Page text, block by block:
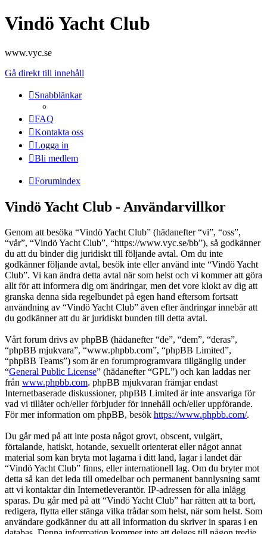
Vindö Yacht Club
www.vyc.se
Gå direkt till innehåll
Snabblänkar
FAQ
Kontakta oss
Logga in
Bli medlem
Forumindex
Vindö Yacht Club - Användarvillkor
Genom att besöka “Vindö Yacht Club” (hädanefter “vi”, “oss”,
“vår”, “Vindö Yacht Club”, “https://www.vyc.se/bb”), så godkänner
du att du binder dig juridiskt till följande avtal. Om du inte
godkänner följande avtal, besök inte eller använd inte “Vindö Yacht
Club”. Vi kan ändra detta avtal när som helst och vi kommer att göra
allt för att informera dig om ändringar, men det vore klokt av dig att
granska denna sida regelbundet på egen hand eftersom fortsatt
användning av “Vindö Yacht Club” även efter ändringar innebär att
du godkänner att du är juridiskt bunden till detta avtal.
Vårt forum drivs av phpBB (hädanefter “de”, “dem”, “deras”,
“phpBB mjukvara”, “www.phpbb.com”, “phpBB Limited”,
“phpBB Teams”) som är en forumprogramvara tillgänglig under
“General Public License” (hädanefter “GPL”) och kan laddas ner
från www.phpbb.com. phpBB mjukvaran främjar endast
Internetbaserade diskussioner, phpBB Limited är inte ansvariga för
vad vi tillåter och/eller förbjuder för innehåll och/eller uppförande.
För mer information om phpBB, besök https://www.phpbb.com/.
Du går med på att inte posta något grovt, obscent, vulgärt,
förtalande, hatiskt, hotande, sexuellt orienterat eller något annat
material som kan bryta mot lagarna i ditt land, lagar i landet där
“Vindö Yacht Club” finns, eller internationell lag. Om du bryter mot
detta så kan det leda till omedelbar och permanent bannlysning samt
att vi kontaktar din Internetleverantör. IP-adressen för alla inlägg
sparas. Du går med på att “Vindö Yacht Club” har rätten att ta bort,
redigera, flytta eller stänga vilka trådar som helst, när som helst. Som
användare godkänner du att all information du skriver in sparas i en